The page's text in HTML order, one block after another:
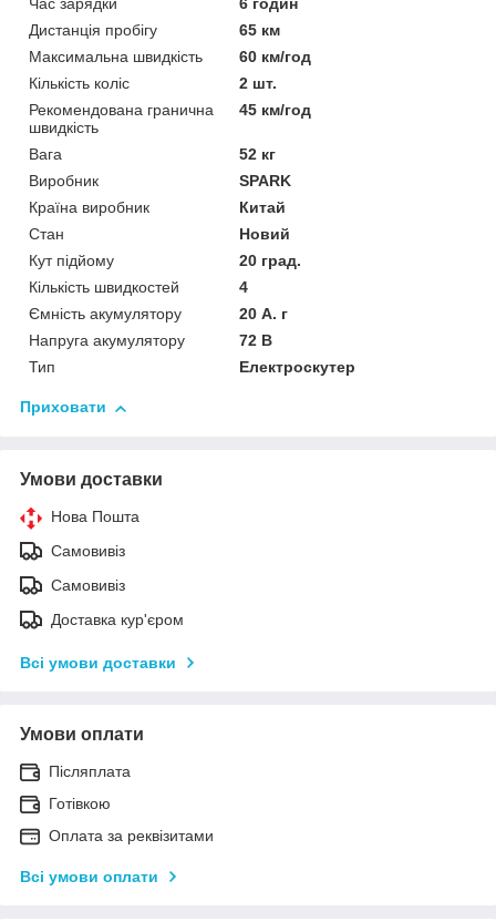
Час зарядки
6 годин
Дистанція пробігу
65 км
Максимальна швидкість
60 км/год
Кількість коліс
2 шт.
Рекомендована гранична
швидкість
45 км/год
Вага
52 кг
Виробник
SPARK
Країна виробник
Китай
Стан
Новий
Кут підйому
20 град.
Кількість швидкостей
4
Ємність акумулятору
20 А. г
Напруга акумулятору
72 В
Тип
Електроскутер
Приховати
Умови доставки
Нова Пошта
Самовивіз
Самовивіз
Доставка кур'єром
Всі умови доставки
Умови оплати
Післяплата
Готівкою
Оплата за реквізитами
Всі умови оплати